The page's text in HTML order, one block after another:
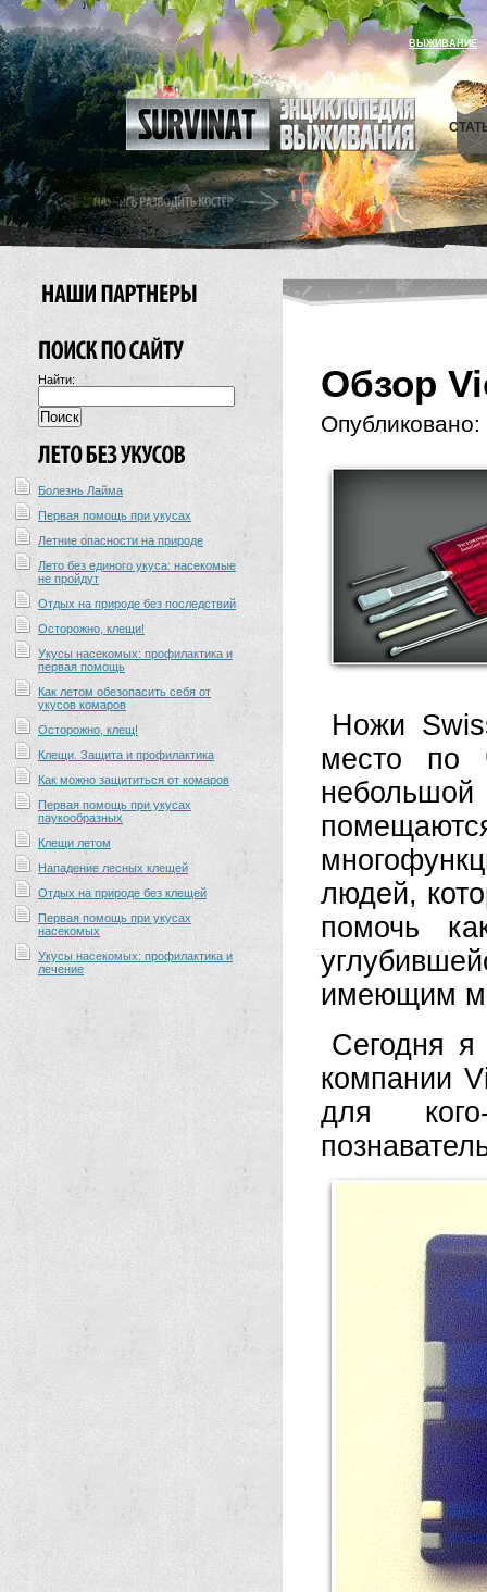
ВЫЖИВАНИЕ
Найти:
Болезнь Лайма
Первая помощь при укусах
Летние опасности на природе
Лето без единого укуса: насекомые
не пройдут
Отдых на природе без последствий
Осторожно, клещи!
Укусы насекомых: профилактика и
первая помощь
Как летом обезопасить себя от
укусов комаров
Осторожно, клещ!
Клещи. Защита и профилактика
Как можно защититься от комаров
Первая помощь при укусах
паукообразных
Клещи летом
Нападение лесных клещей
Отдых на природе без клещей
Первая помощь при укусах
насекомых
Укусы насекомых: профилактика и
лечение
Обзор
Опубликовано:
Ножи
место по
людей,
помочь
имеющим
Сегодня
компании
для